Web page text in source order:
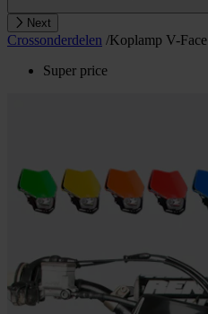
Next
Crossonderdelen /Koplamp V-Face
Super price